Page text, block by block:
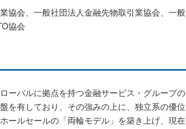
協会、一般社団法人金融先物取引業協会、一般
協会
ーバルに拠点を持つ金融サービス・グループの
を有しており、その強みの上に、独立系の優位
ールセールの「両輪モデル」を築き上げ、現在